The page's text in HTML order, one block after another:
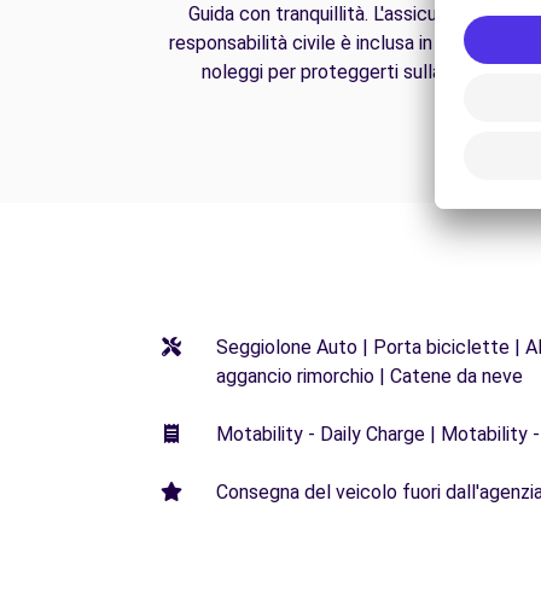
Guida con tranquillità. L'assicurazione di
responsabilità civile è inclusa in tutti i nostri
noleggi per proteggerti sulla strada.
Seggiolone Auto | Porta biciclette |
aggancio rimorchio | Catene da neve
Motability - Daily Charge | Motability
Consegna del veicolo fuori